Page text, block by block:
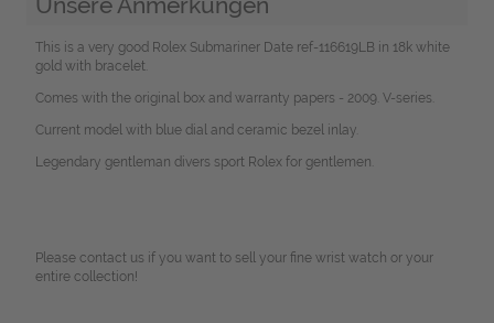
This is a very good Rolex Submariner Date ref-116619LB in 18k white
gold with bracelet.
Comes with the original box and warranty papers - 2009. V-series.
Current model with blue dial and ceramic bezel inlay.
Legendary gentleman divers sport Rolex for gentlemen.
Please contact us if you want to sell your fine wrist watch or your
entire collection!